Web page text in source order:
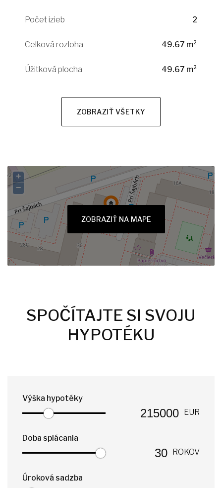
Počet izieb 2
Celková rozloha 49.67 m²
Úžitková plocha 49.67 m²
ZOBRAZIŤ VŠETKY
ZOBRAZIŤ NA MAPE
+
−
SPOČÍTAJTE SI SVOJU
HYPOTÉKU
Výška hypotéky
EUR
Doba splácania
ROKOV
Úroková sadzba